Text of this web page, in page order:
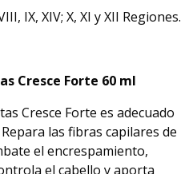
IX, XIV; X, XI y XII Regiones.
Cresce Forte 60 ml
Cresce Forte es adecuado
las fibras capilares de
el encrespamiento,
el cabello y aporta